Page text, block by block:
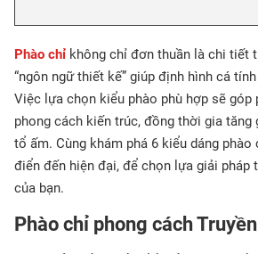
Phào chỉ không chỉ đơn thuần là chi tiết
“ngôn ngữ thiết kế” giúp định hình cá
Việc lựa chọn kiểu phào phù hợp sẽ góp
phong cách kiến trúc, đồng thời gia tăng
tổ ấm. Cùng khám phá 6 kiểu dáng
điển đến hiện đại, để chọn lựa giải pháp
của bạn.
Phào chỉ phong cách